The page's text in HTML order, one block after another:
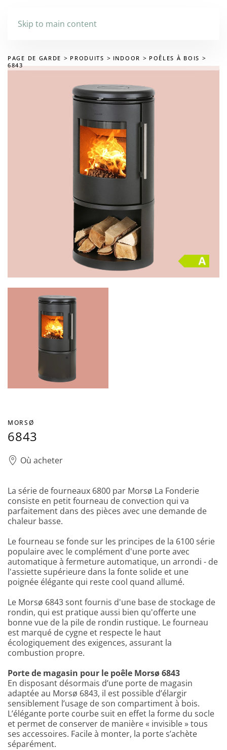
Skip to main content
PAGE DE GARDE PRODUITS INDOOR
POÊLES À BOIS
6843
MORSØ
6843
Où acheter
La série de fourneaux 6800 par Morsø La Fonderie
consiste en petit fourneau de convection qui va
parfaitement dans des pièces avec une demande de
chaleur basse.
Le fourneau se fonde sur les principes de la 6100 série
populaire avec le complément d'une porte avec
automatique à fermeture automatique, un arrondi - de
l'assiette supérieure dans la fonte solide et une
poignée élégante qui reste cool quand allumé.
Le Morsø 6843 sont fournis d'une base de stockage de
rondin, qui est pratique aussi bien qu'offerte une
bonne vue de la pile de rondin rustique. Le fourneau
est marqué de cygne et respecte le haut
écologiquement des exigences, assurant la
combustion propre.
Porte de magasin pour le poêle Morsø 6843
En disposant désormais d’une porte de magasin
adaptée au Morsø 6843, il est possible d’élargir
sensiblement l’usage de son compartiment à bois.
L’élégante porte courbe suit en effet la forme du socle
et permet de conserver de manière « invisible » tous
ses accessoires. Facile à monter, la porte s’achète
séparément.